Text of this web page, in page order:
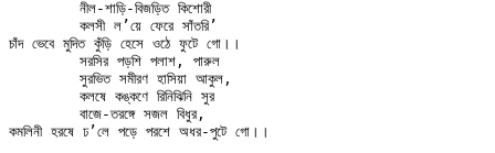
চাঁদ ভেবে মুদিত কুঁড়ি হেসে ওঠে ফুটে গো।।